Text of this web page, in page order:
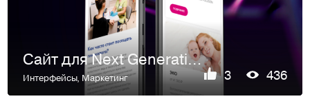
Сайт для Next Generation Clinic
Интерфейсы, Маркетинг 3 436